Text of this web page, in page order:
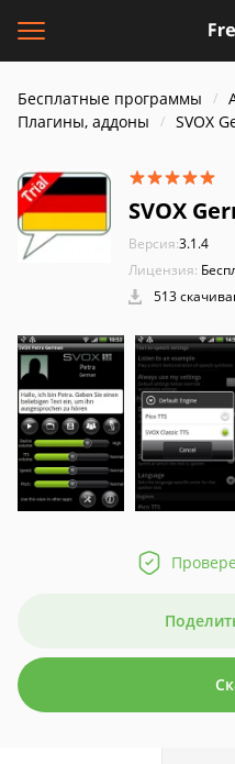
Бесплатные программы
Плагины, аддоны
SVOX
SVOX
Версия:3.1.4
Лицензия:
513